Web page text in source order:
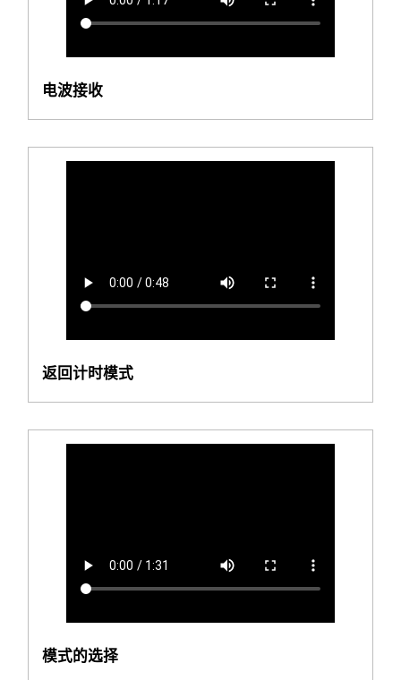
电波接收
返回计时模式
模式的选择